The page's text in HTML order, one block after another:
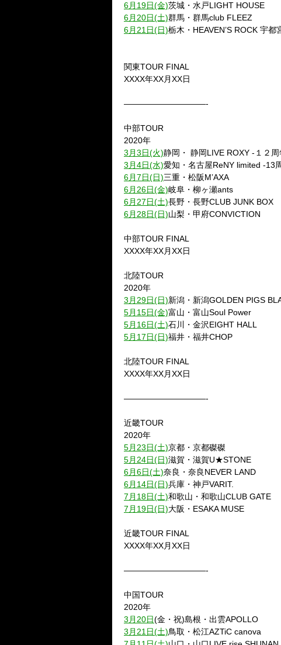
6月19日(金)茨城・水戸LIGHT HOUSE
6月20日(土)群馬・群馬club FLEEZ
6月21日(日)栃木・HEAVEN’S ROCK 宇都
関東TOUR FINAL
XXXX年XX月XX日
——————————-
中部TOUR
2020年
3月3日(火)静岡・ 静岡LIVE ROXY -１２
3月4日(水)愛知・名古屋ReNY limited -13
6月7日(日)三重・松阪M’AXA
6月26日(金)岐阜・柳ヶ瀬ants
6月27日(土)長野・長野CLUB JUNK BOX
6月28日(日)山梨・甲府CONVICTION
中部TOUR FINAL
XXXX年XX月XX日
北陸TOUR
2020年
3月29日(日)新潟・新潟GOLDEN PIGS
5月15日(金)富山・富山Soul Power
5月16日(土)石川・金沢EIGHT HALL
5月17日(日)福井・福井CHOP
北陸TOUR FINAL
XXXX年XX月XX日
——————————-
近畿TOUR
2020年
5月23日(土)京都・京都磔磔
5月24日(日)滋賀・滋賀U★STONE
6月6日(土)奈良・奈良NEVER LAND
6月14日(日)兵庫・神戸VARIT.
7月18日(土)和歌山・和歌山CLUB GATE
7月19日(日)大阪・ESAKA MUSE
近畿TOUR FINAL
XXXX年XX月XX日
——————————-
中国TOUR
2020年
3月20日(金・祝)島根・出雲APOLLO
3月21日(土)鳥取・松江AZTiC canova